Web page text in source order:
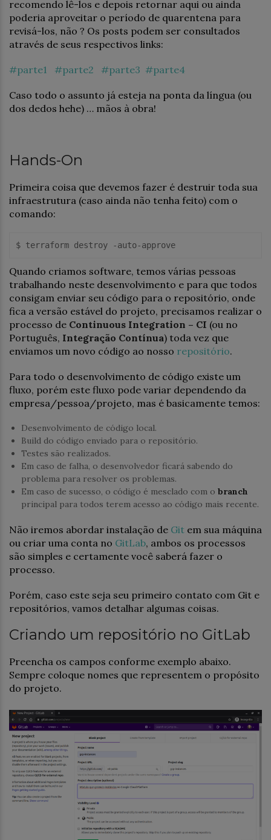
recomendo lê-los e depois retornar aqui ou ainda
poderia aproveitar o período de quarentena para
revisá-los, não ? Os posts podem ser consultados
através de seus respectivos links:
#parte1 #parte2 #parte3 #parte4
Caso todo o assunto já esteja na ponta da língua (ou
dos dedos hehe) … mãos à obra!
Hands-On
Primeira coisa que devemos fazer é destruir toda sua
infraestrutura (caso ainda não tenha feito) com o
comando:
Quando criamos software, temos várias pessoas
trabalhando neste desenvolvimento e para que todos
consigam enviar seu código para o repositório, onde
fica a versão estável do projeto, precisamos realizar o
processo de Continuous Integration – CI (ou no
Português, Integração Contínua) toda vez que
enviamos um novo código ao nosso repositório.
Para todo o desenvolvimento de código existe um
fluxo, porém este fluxo pode variar dependendo da
empresa/pessoa/projeto, mas é basicamente temos:
Desenvolvimento de código local.
Build do código enviado para o repositório.
Testes são realizados.
Em caso de falha, o desenvolvedor ficará sabendo do
problema para resolver os problemas.
Em caso de sucesso, o código é mesclado com o branch
principal para todos terem acesso ao código mais recente.
Não iremos abordar instalação de Git em sua máquina
ou criar uma conta no GitLab, ambos os processos
são simples e certamente você saberá fazer o
processo.
Porém, caso este seja seu primeiro contato com Git e
repositórios, vamos detalhar algumas coisas.
Criando um repositório no GitLab
Preencha os campos conforme exemplo abaixo.
Sempre coloque nomes que representem o propósito
do projeto.